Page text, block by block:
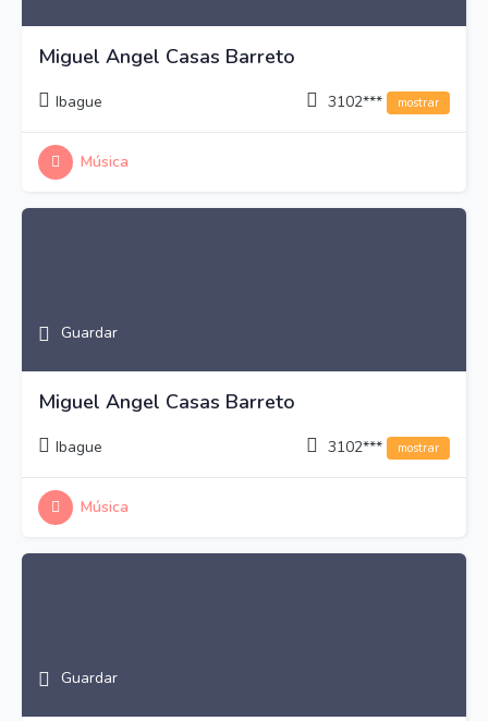
Miguel Angel Casas Barreto
Ibague 3102*** mostrar
Música
Guardar
Miguel Angel Casas Barreto
Ibague 3102*** mostrar
Música
Guardar